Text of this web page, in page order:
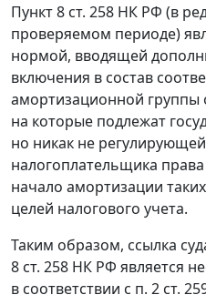
Пункт 8 ст. 258 НК РФ (в
проверяемом периоде)
нормой, вводящей
включения в состав
амортизационной группы
на которые подлежат
но никак не
налогоплательщика
начало амортизации
целей налогового учета.
Таким образом, ссылка
8 ст. 258 НК РФ является
в соответствии с п. 2 ст.